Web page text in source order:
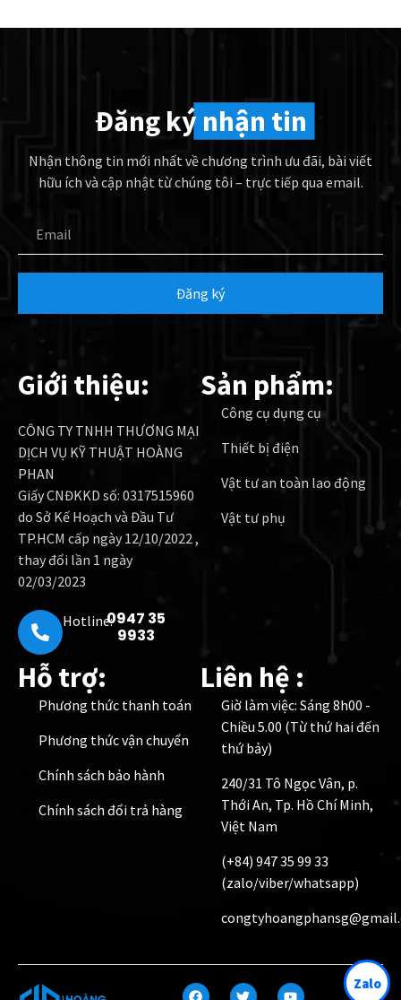
Đăng ký nhận tin
Nhận thông tin mới nhất về chương trình ưu đãi, bài viết
hữu ích và cập nhật từ chúng tôi – trực tiếp qua email.
Đăng ký
Giới thiệu:
CÔNG TY TNHH THƯƠNG MẠI
DỊCH VỤ KỸ THUẬT HOÀNG
PHAN
Giấy CNĐKKD số: 0317515960
do Sở Kế Hoạch và Đầu Tư
TP.HCM cấp ngày 12/10/2022 ,
thay đổi lần 1 ngày
02/03/2023
Hotline:0947 35
9933
Sản phẩm:
Công cụ dụng cụ
Thiết bị điện
Vật tư an toàn lao động
Vật tư phụ
Hỗ trợ:
Phương thức thanh toán
Phương thức vận chuyển
Chính sách bảo hành
Chính sách đổi trả hàng
Liên hệ :
Giờ làm việc: Sáng 8h00 -
Chiều 5.00 (Từ thứ hai đến
thứ bảy)
240/31 Tô Ngọc Vân, p.
Thới An, Tp. Hồ Chí Minh,
Việt Nam
(+84) 947 35 99 33
(zalo/viber/whatsapp)
Zalo